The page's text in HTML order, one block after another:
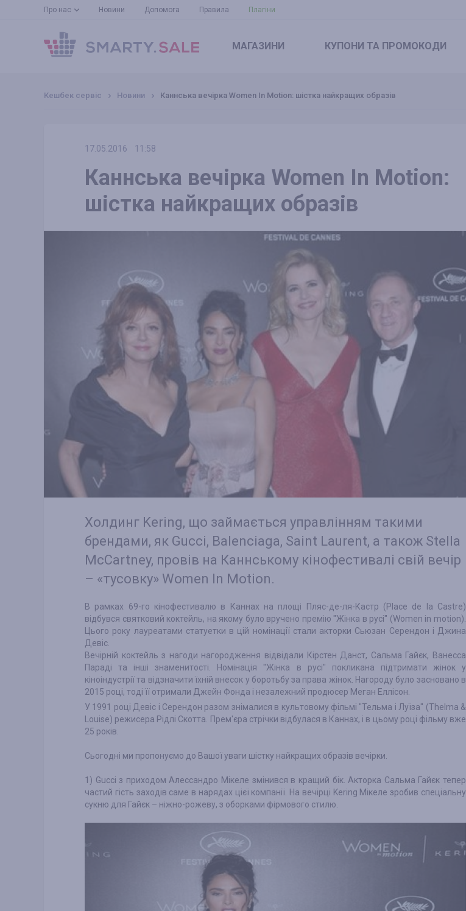
Про нас Новини Допомога Правила Плагіни
МАГАЗИНИ КУПОНИ ТА ПРОМОКОДИ
Кешбек сервіс Новини Каннська вечірка Women In Motion: шістка найкращих образів
17.05.2016 11:58
Каннська вечірка Women In Motion:
шістка найкращих образів
Холдинг Kering, що займається управлінням такими
брендами, як Gucci, Balenciaga, Saint Laurent, а також Stella
McCartney, провів на Каннському кінофестивалі свій вечір
– «тусовку» Women In Motion.
В рамках 69-го кінофестивалю в Каннах на площі Пляс-де-ля-Кастр (Place de la Castre)
відбувся святковий коктейль, на якому було вручено премію "Жінка в русі" (Women in motion).
Цього року лауреатами статуетки в цій номінації стали акторки Сьюзан Серендон і Джина
Девіс.
Вечірній коктейль з нагоди нагородження відвідали Кірстен Данст, Сальма Гайєк, Ванесса
Параді та інші знаменитості. Номінація "Жінка в русі" покликана підтримати жінок у
кіноіндустрії та відзначити їхній внесок у боротьбу за права жінок. Нагороду було засновано в
2015 році, тоді її отримали Джейн Фонда і незалежний продюсер Меган Еллісон.
У 1991 році Девіс і Серендон разом знімалися в культовому фільмі "Тельма і Луїза" (Thelma &
Louise) режисера Рідлі Скотта. Прем'єра стрічки відбулася в Каннах, і в цьому році фільму вже
25 років.
Сьогодні ми пропонуємо до Вашої уваги шістку найкращих образів вечірки.
1) Gucci з приходом Алессандро Мікеле змінився в кращий бік. Акторка Сальма Гайєк тепер
частий гість заходів саме в нарядах цієї компанії. На вечірці Kering Мікеле зробив спеціальну
сукню для Гайєк – ніжно-рожеву, з оборками фірмового стилю.